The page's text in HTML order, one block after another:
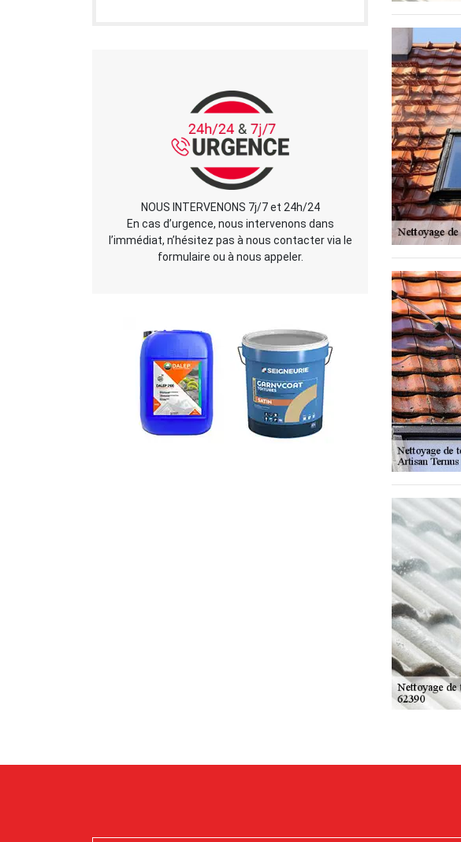
NOUS INTERVENONS 7j/7 et 24h/24
En cas d’urgence, nous intervenons dans
l’immédiat, n’hésitez pas à nous contacter via le
formulaire ou à nous appeler.